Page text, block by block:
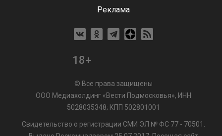
Реклама
18+
© Все права защищены
ООО Медиахолдинг «Вести Подмосковья», ИНН
5028035348; КПП 502801001
Свидетельство о регистрации СМИ ЭЛ № ФС 77 - 70501.